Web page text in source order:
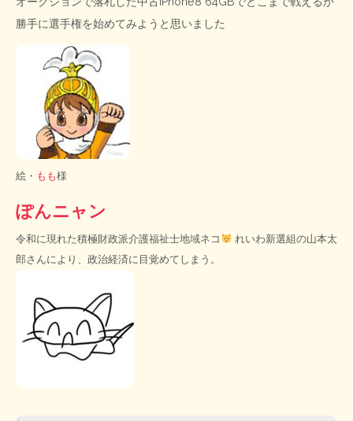
勝手に選手権を始めてみようと思いました
絵・ もも様
ぽんニャン
令和に現れた積極財政派介護福祉士地域ネコ
れいわ新選組の山本太
郎さんにより、政治経済に目覚めてしまう。